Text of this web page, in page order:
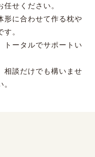
せください。
形に合わせて作る枕や
。
トータルでサポートい
相談だけでも構いませ